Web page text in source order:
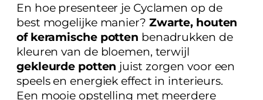
En hoe presenteer je Cyclamen op de
best mogelijke manier? Zwarte, houten
of keramische potten benadrukken de
kleuren van de bloemen, terwijl
gekleurde potten juist zorgen voor een
speels en energiek effect in interieurs.
Een mooie opstelling met meerdere